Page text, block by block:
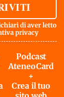
di aver letto
privacy
Podcast
AteneoCard
+
Crea il tuo